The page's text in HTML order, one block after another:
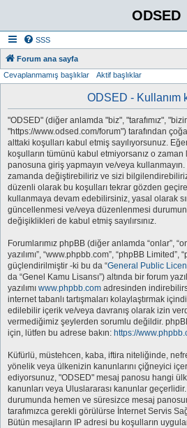
ODSED
SSS
Forum ana sayfa
Cevaplanmamış başlıklar Aktif başlıklar
ODSED - Kullanım
"ODSED" (diğer anlamda "biz", "tarafımız",
"https://www.odsed.com/forum") tarafından
alttaki koşulları kabul etmiş sayılıyorsunuz.
koşulların tümünü kabul etmiyorsanız o
panosuna giriş yapmayın ve/veya
zamanda değiştirebiliriz ve sizi
düzenli olarak bu koşulları tekrar gözden
kullanmaya devam edebilirsiniz, yasal olarak
güncellenmesi ve/veya düzenlenmesi
değişiklikleri de kabul etmiş sayılırsınız.
Forumlarımız phpBB (diğer anlamda “onlar”,
yazılımı”, “www.phpbb.com”, “phpBB Limited”,
güçlendirilmiştir -ki bu da “General Public
da “Genel Kamu Lisansı”) altında bir forum
yazılımı www.phpbb.com adresinden
internet tabanlı tartışmaları kolaylaştırmak
edilebilir içerik ve/veya davranış olarak izin
vermediğimiz şeylerden sorumlu değildir.
için, lütfen bu adrese bakın: https://
Küfürlü, müstehcen, kaba, iftira niteliğinde,
yönelik veya ülkenizin kanunlarını çiğneyici
ediyorsunuz, "ODSED" mesaj panosu hangi
kanunları veya Uluslararası kanunlar
durumunda hemen ve süresizce mesaj
tarafımızca gerekli görülürse İnternet Servis
Bütün mesajların IP adresi bu koşulların